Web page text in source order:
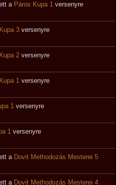
a Páros Kupa 1 versenyre
3 versenyre
2 versenyre
1 versenyre
1 versenyre
1 versenyre
a Dovit Methodozás Mesterei 5
a Dovit Methodozás Mesterei 4